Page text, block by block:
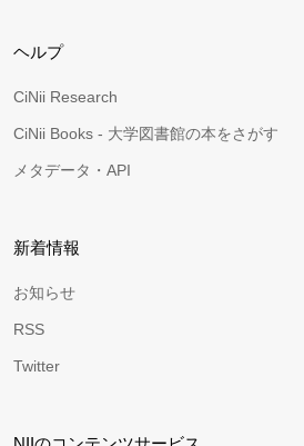
ヘルプ
CiNii Research
CiNii Books - 大学図書館の本をさがす
メタデータ・API
新着情報
お知らせ
RSS
Twitter